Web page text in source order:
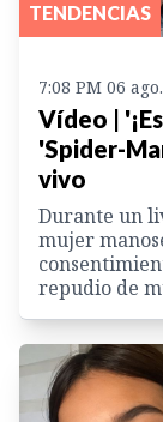
TENDENCIAS
7:08 PM 06
Vídeo |
'Spider-
vivo
Durante un
mujer
repudio de